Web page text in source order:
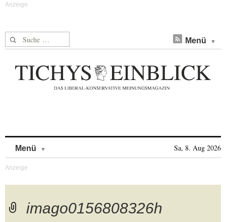
Suche nach: Menü
Menü Sa, 8. Aug 2026
imago0156808326h